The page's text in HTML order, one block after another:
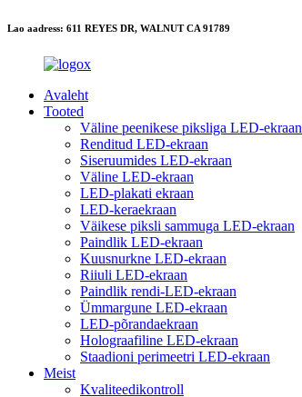
Lao aadress: 611 REYES DR, WALNUT CA 91789
Avaleht
Tooted
Väline peenikese piksliga LED-ekraan
Renditud LED-ekraan
Siseruumides LED-ekraan
Väline LED-ekraan
LED-plakati ekraan
LED-keraekraan
Väikese piksli sammuga LED-ekraan
Paindlik LED-ekraan
Kuusnurkne LED-ekraan
Riiuli LED-ekraan
Paindlik rendi-LED-ekraan
Ümmargune LED-ekraan
LED-põrandaekraan
Holograafiline LED-ekraan
Staadioni perimeetri LED-ekraan
Meist
Kvaliteedikontroll